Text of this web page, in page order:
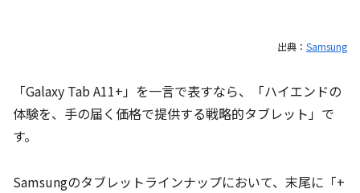
出典： Samsung
「Galaxy Tab A11+」を一言で表すなら、「ハイエンドの
体験を、手の届く価格で提供する戦略的タブレット」で
す。
Samsungのタブレットラインナップにおいて、末尾に「+